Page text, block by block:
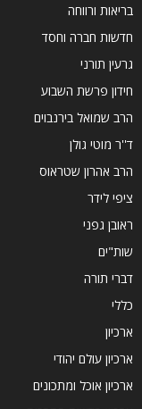
בריאות ורווחה
חדשות חברה וחסד
גרעין תורני
חידון פרשת השבוע
הרב שמואל בירנבוים
ד''ר מוטי גולן
הרב אהרון שטראוס
ציפי לידר
ראובן גפני
שות"ים
דברי תורה
כללי
ארכיון
ארכיון עולם יהודי
ארכיון אוכל ומתכונים